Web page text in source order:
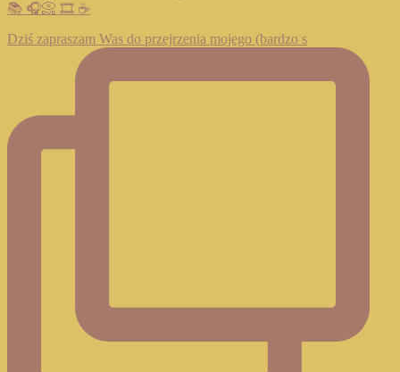
📚 🎧📀 🎞️ ☕️
Dziś zapraszam Was do przejrzenia mojego (bardzo s